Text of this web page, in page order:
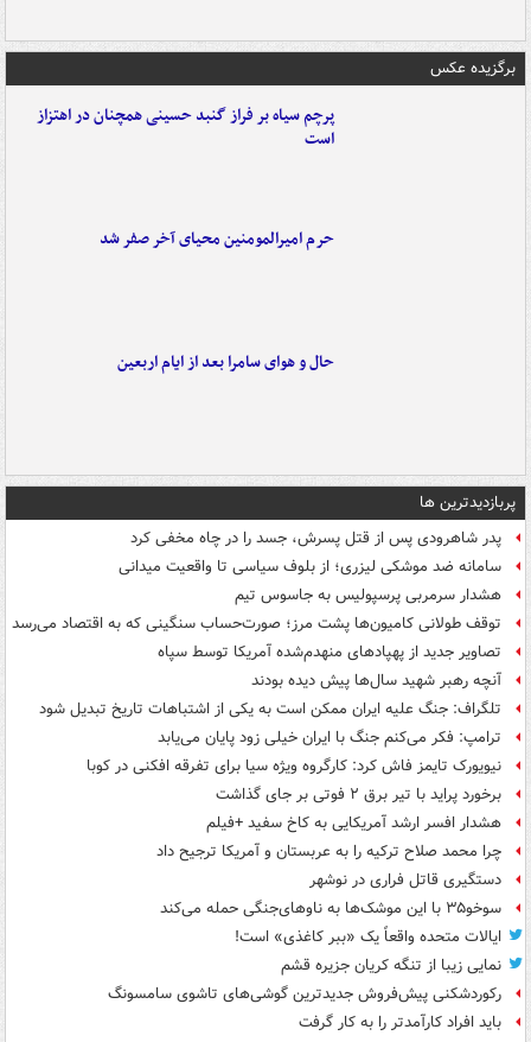
برگزیده عکس
پرچم سیاه بر فراز گنبد حسینی همچنان در اهتزاز
است
حرم امیرالمومنین محیای آخر صفر شد
حال و هوای سامرا بعد از ایام اربعین
پربازدیدترین ها
پدر شاهرودی پس از قتل پسرش، جسد را در چاه مخفی کرد
سامانه ضد موشکی لیزری؛ از بلوف سیاسی تا واقعیت میدانی
هشدار سرمربی پرسپولیس به جاسوس تیم
توقف طولانی کامیون‌ها پشت مرز؛ صورت‌حساب سنگینی که به اقتصاد می‌رسد
تصاویر جدید از پهپادهای منهدم‌شده آمریکا توسط سپاه
آنچه رهبر شهید سال‌ها پیش دیده بودند
تلگراف: جنگ علیه ایران ممکن است به یکی از اشتباهات تاریخ تبدیل شود
ترامپ: فکر می‌کنم جنگ با ایران خیلی زود پایان می‌یابد
نیویورک تایمز فاش کرد: کارگروه ویژه سیا برای تفرقه افکنی در کوبا
برخورد پراید با تیر برق ۲ فوتی بر جای گذاشت
هشدار افسر ارشد آمریکایی به کاخ سفید +فیلم
چرا محمد صلاح ترکیه را به عربستان و آمریکا ترجیح داد
دستگیری قاتل فراری در نوشهر
سوخو۳۵ با این موشک‌ها به ناوهای‌جنگی حمله می‌کند
ایالات متحده واقعاً یک «ببر کاغذی» است!
نمایی زیبا از تنگه کریان جزیره قشم
رکوردشکنی پیش‌فروش جدیدترین گوشی‌های تاشوی سامسونگ
باید افراد کارآمدتر را به کار گرفت